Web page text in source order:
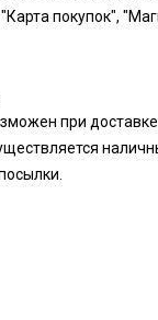
покупок",
при